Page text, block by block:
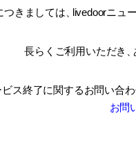
つきましては livedoorニュ
長らくご利用いただき
ス終了に関するお問い合わ
お問